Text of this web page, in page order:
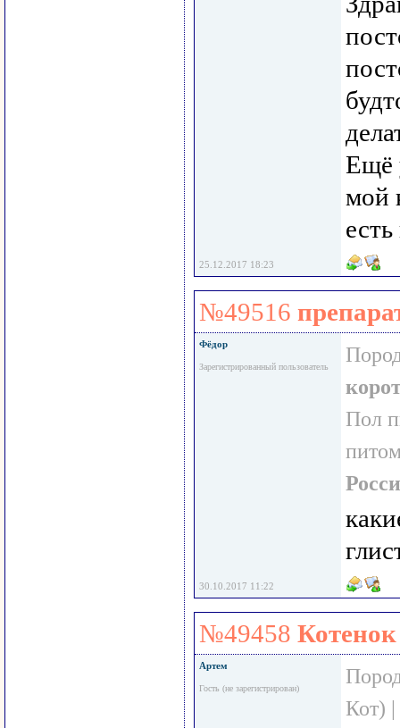
Ещё
мой
25.12.2017 18:23
№49516
Фёдор
Зарегистрированный пользователь
Пол
30.10.2017 11:22
№49458
Артем
Гость (не зарегистрирован)
Кот)